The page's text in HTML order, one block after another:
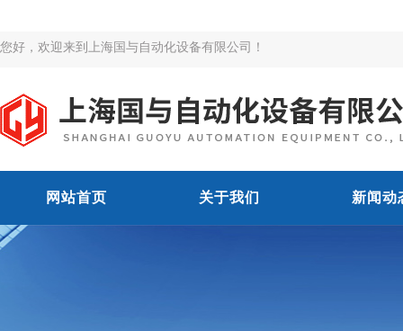
您好，欢迎来到上海国与自动化设备有限公司！
网站首页 关于我们 新闻动